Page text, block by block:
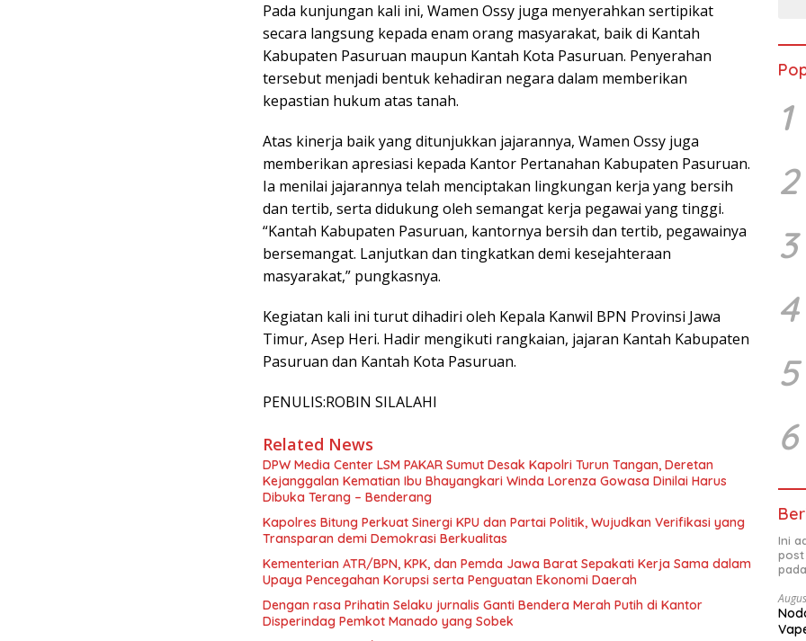
Pada kunjungan kali ini, Wamen Ossy juga menyerahkan sertipikat
secara langsung kepada enam orang masyarakat, baik di Kantah
Kabupaten Pasuruan maupun Kantah Kota Pasuruan. Penyerahan
tersebut menjadi bentuk kehadiran negara dalam memberikan
kepastian hukum atas tanah.
Atas kinerja baik yang ditunjukkan jajarannya, Wamen Ossy juga
memberikan apresiasi kepada Kantor Pertanahan Kabupaten Pasuruan.
Ia menilai jajarannya telah menciptakan lingkungan kerja yang bersih
dan tertib, serta didukung oleh semangat kerja pegawai yang tinggi.
“Kantah Kabupaten Pasuruan, kantornya bersih dan tertib, pegawainya
bersemangat. Lanjutkan dan tingkatkan demi kesejahteraan
masyarakat,” pungkasnya.
Kegiatan kali ini turut dihadiri oleh Kepala Kanwil BPN Provinsi Jawa
Timur, Asep Heri. Hadir mengikuti rangkaian, jajaran Kantah Kabupaten
Pasuruan dan Kantah Kota Pasuruan.
PENULIS:ROBIN SILALAHI
Related News
DPW Media Center LSM PAKAR Sumut Desak Kapolri Turun Tangan, Deretan
Kejanggalan Kematian Ibu Bhayangkari Winda Lorenza Gowasa Dinilai Harus
Dibuka Terang – Benderang
Kapolres Bitung Perkuat Sinergi KPU dan Partai Politik, Wujudkan Verifikasi yang
Transparan demi Demokrasi Berkualitas
Kementerian ATR/BPN, KPK, dan Pemda Jawa Barat Sepakati Kerja Sama dalam
Upaya Pencegahan Korupsi serta Penguatan Ekonomi Daerah
Dengan rasa Prihatin Selaku jurnalis Ganti Bendera Merah Putih di Kantor
Disperindag Pemkot Manado yang Sobek
1
2
3
4
5
6
Ini
post